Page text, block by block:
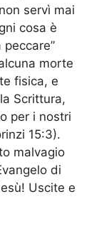
servì mai
cosa è
morte
fisica, e
Scrittura,
per i nostri
15:3).
malvagio
di
Uscite e